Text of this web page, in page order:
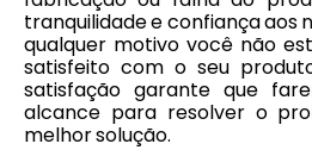
tranquilidade e confiança aos
qualquer motivo você não
satisfeito com o seu
satisfação garante que
alcance para resolver o
melhor solução.